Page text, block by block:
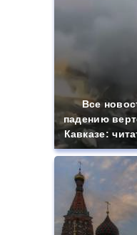
Все
падению
Кавказе: